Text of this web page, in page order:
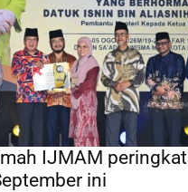
IJMAM peringkat
ini